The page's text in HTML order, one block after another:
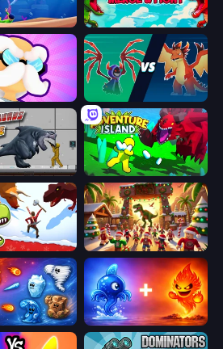
Dino World: Merge & Fight
Monster Battle
Rampage Adventure Island 2D
Dino Survival: 3D Simulator My Dinoland
Merge Elemental Monsters: Merge